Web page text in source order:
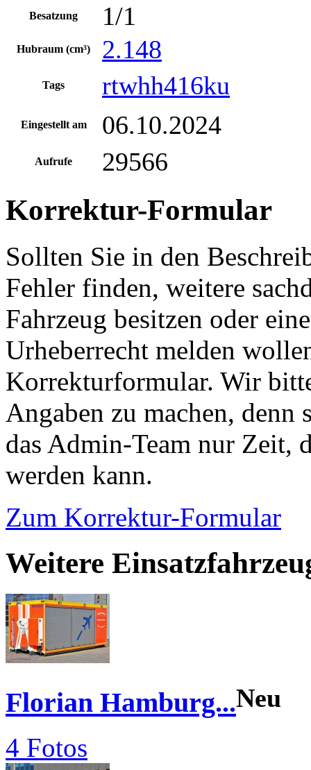
Besatzung 1/1
Hubraum (cm³) 2.148
Tags rtwhh416ku
Eingestellt am 06.10.2024
Aufrufe 29566
Korrektur-Formular
Sollten Sie in den
Fehler finden, weitere
Fahrzeug besitzen oder
Urheberrecht melden
Korrekturformular. Wir
Angaben zu machen,
das Admin-Team nur Zeit,
werden kann.
Zum Korrektur-Formular
Weitere
Florian Hamburg...Neu
4 Fotos